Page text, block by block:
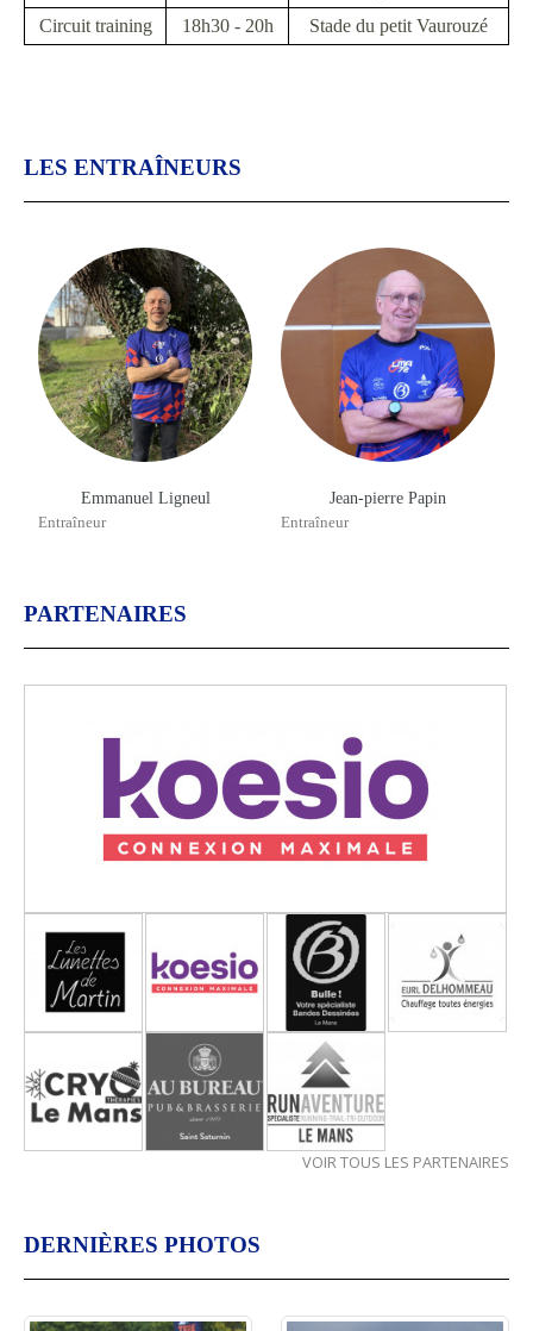
Circuit training
18h30 - 20h Stade du petit Vaurouzé
LES ENTRAÎNEURS
Emmanuel Ligneul
Entraîneur
Jean-pierre Papin
Entraîneur
PARTENAIRES
VOIR TOUS LES PARTENAIRES
DERNIÈRES PHOTOS